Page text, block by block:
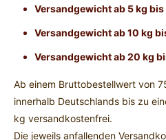
Versandgewicht ab 5 kg bis
Versandgewicht ab 10 kg
Versandgewicht ab 20 kg
Ab einem Bruttobestellwert von
innerhalb Deutschlands bis zu
kg versandkostenfrei.
Die jeweils anfallenden